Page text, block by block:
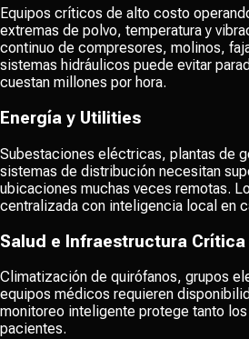
Equipos críticos de alto costo
extremas de polvo, temperatura y
continuo de compresores, molinos,
sistemas hidráulicos puede evitar
cuestan millones por hora.
Energía y Utilities
Subestaciones eléctricas, plantas de
sistemas de distribución necesitan
ubicaciones muchas veces remotas.
centralizada con inteligencia local en
Salud e Infraestructura Crítica
Climatización de quirófanos, grupos
equipos médicos requieren
monitoreo inteligente protege tanto
pacientes.